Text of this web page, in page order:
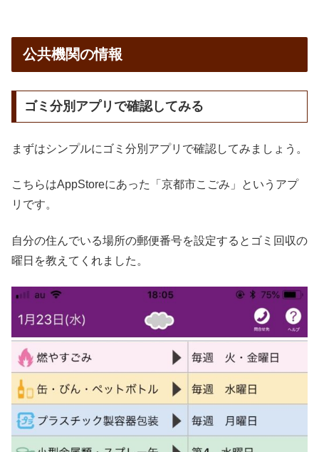
公共機関の情報
ゴミ分別アプリで確認してみる
まずはシンプルにゴミ分別アプリで確認してみましょう。
こちらはAppStoreにあった「京都市こごみ」というアプ
リです。
自分の住んでいる場所の郵便番号を設定するとゴミ回収の
曜日を教えてくれました。